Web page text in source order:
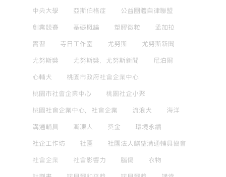
中央大學 亞斯伯格症 公益團體自律聯盟
創業競賽 基礎概論 塑膠微粒 孟加拉
實習 寺日工作室 尤努斯 尤努斯新聞
尤努斯獎 尤努斯獎，尤努斯新聞 尼泊爾
心輔犬 桃園市政府社會企業中心
桃園市社會企業中心 桃園社企小聚
桃園社會企業中心，社會企業 流浪犬 海洋
溝通輔具 漸凍人 獎金 環境永續
社企工作坊 社區 社團法人麒望溝通輔具協會
社會企業 社會影響力 腦傷 衣物